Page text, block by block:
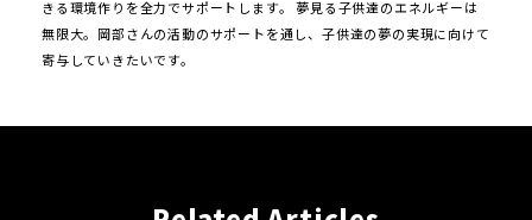
きる環境作りを全力でサポートします。 夢見る子供達のエネルギーは
無限大。岡部さんの活動のサポートを通し、子供達の夢の実現に向けて
寄与していきたいです。